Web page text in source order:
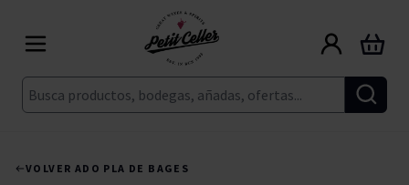
Buscar
Carrito
VOLVER ADO PLA DE BAGES